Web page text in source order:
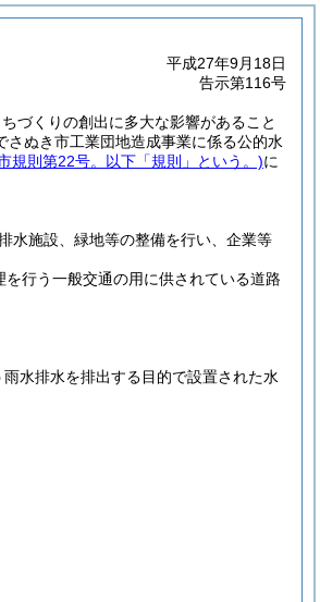
平成27年9月18日
告示第116号
づくりの創出に多大な影響があること
ぬき市工業団地造成事業に係る公的水
規則第22号。以下「規則」という。)に
水施設、緑地等の整備を行い、企業等
行う一般交通の用に供されている道路
水排水を排出する目的で設置された水